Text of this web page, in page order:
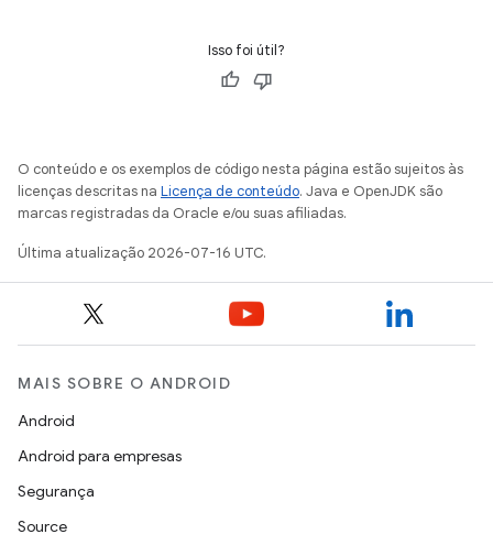
Isso foi útil?
O conteúdo e os exemplos de código nesta página estão sujeitos às
licenças descritas na Licença de conteúdo. Java e OpenJDK são
marcas registradas da Oracle e/ou suas afiliadas.
Última atualização 2026-07-16 UTC.
MAIS SOBRE O ANDROID
Android
Android para empresas
Segurança
Source